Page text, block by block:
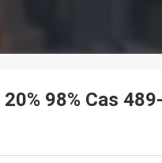
20% 98% Cas